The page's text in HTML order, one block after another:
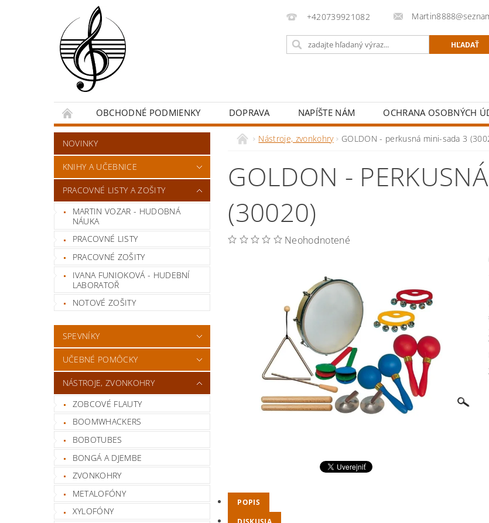
+420739921082
OBCHODNÉ PODMIENKY DOPRAVA NAPÍŠTE NÁM OCHRANA OSOBNÝCH
NOVINKY
KNIHY A UČEBNICE
PRACOVNÉ LISTY A ZOŠITY
MARTIN VOZAR - HUDOBNÁ
NÁUKA
PRACOVNÉ LISTY
PRACOVNÉ ZOŠITY
IVANA FUNIOKOVÁ - HUDEBNÍ
LABORATOŘ
NOTOVÉ ZOŠITY
SPEVNÍKY
UČEBNÉ POMÔCKY
NÁSTROJE, ZVONKOHRY
ZOBCOVÉ FLAUTY
BOOMWHACKERS
BOBOTUBES
BONGÁ A DJEMBE
ZVONKOHRY
METALOFÓNY
XYLOFÓNY
Nástroje, zvonkohry GOLDON - perkusná mini-sada 3
GOLDON -
(30020)
Neohodnotené
POPIS